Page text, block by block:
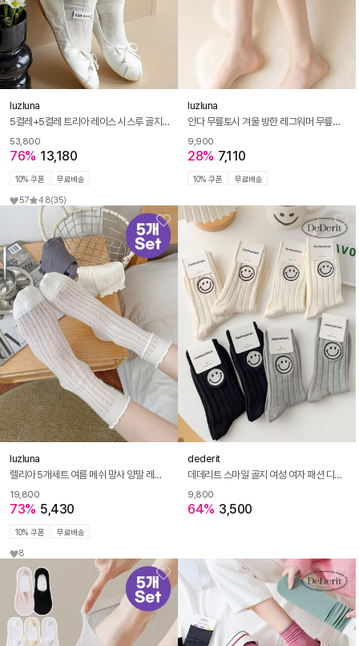
luzluna
5켤레+5켤레 트리아 레이스 시스루 골지 면 양말 여름 긴양말 세트
53,800
76% 13,180
10% 쿠폰 무료배송
57 4.8(35)
luzluna
안다 무릎토시 겨울 방한 레그워머 무릎토시
9,900
28% 7,110
10% 쿠폰 무료배송
luzluna
렐리아 5개세트 여름 메쉬 망사 양말 레이스 프릴 시스루 발레코어 삭스 R304
19,800
73% 5,430
10% 쿠폰 무료배송
8
dederit
데데리트 스마일 골지 여성 여자 패션 디자인 캐릭터 두꺼운 예쁜 양말 4종
9,800
64% 3,500